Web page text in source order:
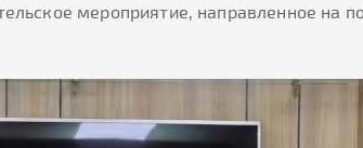
мероприятие, направленное на